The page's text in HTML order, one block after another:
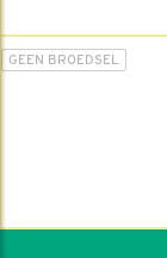
GEEN BROEDSEL